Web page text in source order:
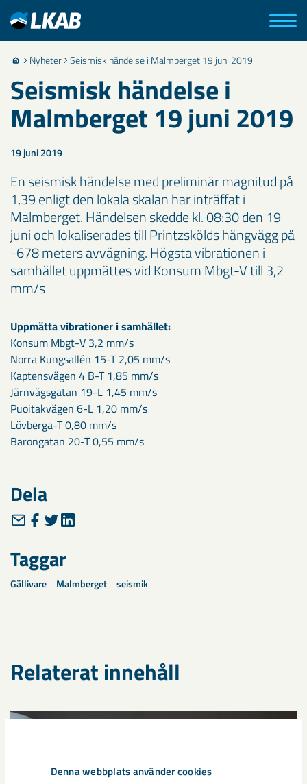
Denna webbplats använder cookies
Nyheter Seismisk händelse i Malmberget 19 juni 2019
Seismisk händelse i
Malmberget 19 juni 2019
19 juni 2019
En seismisk händelse med preliminär magnitud på
1,39 enligt den lokala skalan har inträffat i
Malmberget. ​Händelsen skedde kl. 08:30 den 19
juni och lokaliserades till Printzskölds hängvägg på
-678 meters avvägning. Högsta vibrationen i
samhället uppmättes vid Konsum Mbgt-V till 3,2
mm/s ​
Uppmätta vibrationer i samhället:
Konsum Mbgt-V 3,2 mm/s
Norra Kungsallén 15-T 2,05 mm/s
Kaptensvägen 4 B-T 1,85 mm/s
Järnvägsgatan 19-L 1,45 mm/s
Puoitakvägen 6-L 1,20 mm/s
Lövberga-T 0,80 mm/s
Barongatan 20-T 0,55 mm/s
Dela
Taggar
Gällivare Malmberget seismik
Relaterat innehåll